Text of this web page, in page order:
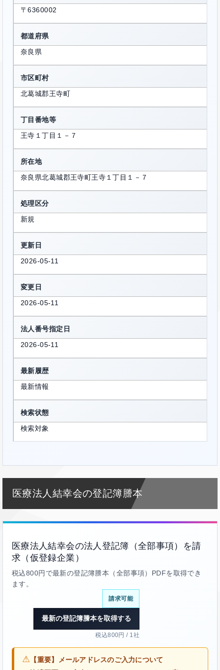
〒6360002
都道府県
奈良県
市区町村
北葛城郡王寺町
丁目番地等
王寺１丁目１－７
所在地
奈良県北葛城郡王寺町王寺１丁目１－７
処理区分
新規
更新日
2026-05-11
変更日
2026-05-11
法人番号指定日
2026-05-11
最新履歴
最新情報
検索状態
検索対象
医療法人結幸会の登記簿謄本
医療法人結幸会の法人登記簿（全部事項）を請
求（仮登録企業）
税込800円で最新の登記簿謄本（全部事項）PDFを取得でき
ます。
請求可能
最新の登記簿謄本を取得する
税込800円 / 1社
⚠ 【重要】メールアドレスのご入力について